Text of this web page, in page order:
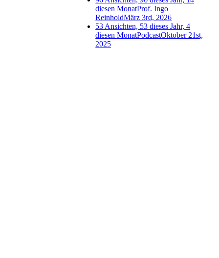
diesen MonatProf. Ingo
ReinholdMärz 3rd, 2026
53 Ansichten, 53 dieses Jahr, 4
diesen MonatPodcastOktober 21st,
2025